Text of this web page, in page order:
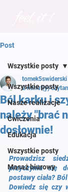
Post
Wszystkie posty
Nasze realizacje
Ćwiczenia
Edukacja
Wszystkie posty
Masaż biurowy
Wszystkie posty
Ból karku i
należy "brać
dosłownie!
tomek5swiderski
2 minut(y)
Prowadzisz
przyczynia się
postawy ciała?
Dowiedz się czy